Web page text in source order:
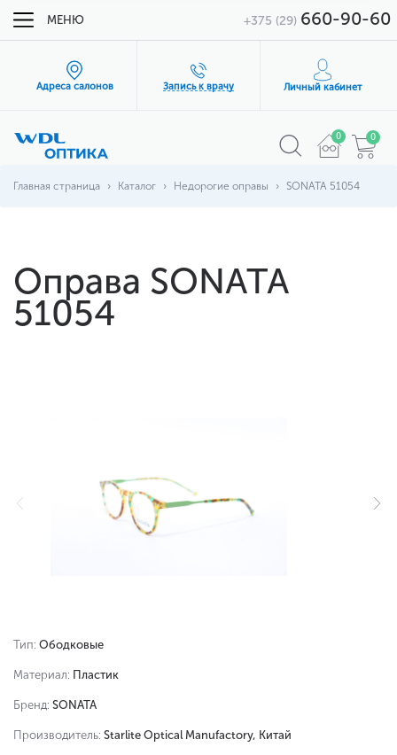
МЕНЮ +375 (29) 660-90-60
Адреса салонов Запись к врачу Личный кабинет
0 0
Главная страница Каталог Недорогие оправы SONATA 51054
Оправа SONATA
51054
Тип: Ободковые
Материал: Пластик
Бренд: SONATA
Производитель: Starlite Optical Manufactory, Китай